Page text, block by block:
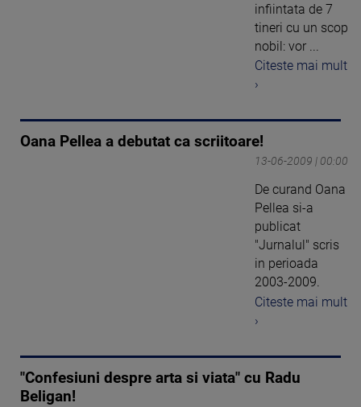
infiintata de 7
tineri cu un scop
nobil: vor ...
Citeste mai mult
›
Oana Pellea a debutat ca scriitoare!
13-06-2009 | 00:00
De curand Oana
Pellea si-a
publicat
"Jurnalul" scris
in perioada
2003-2009.
Citeste mai mult
›
"Confesiuni despre arta si viata" cu Radu
Beligan!